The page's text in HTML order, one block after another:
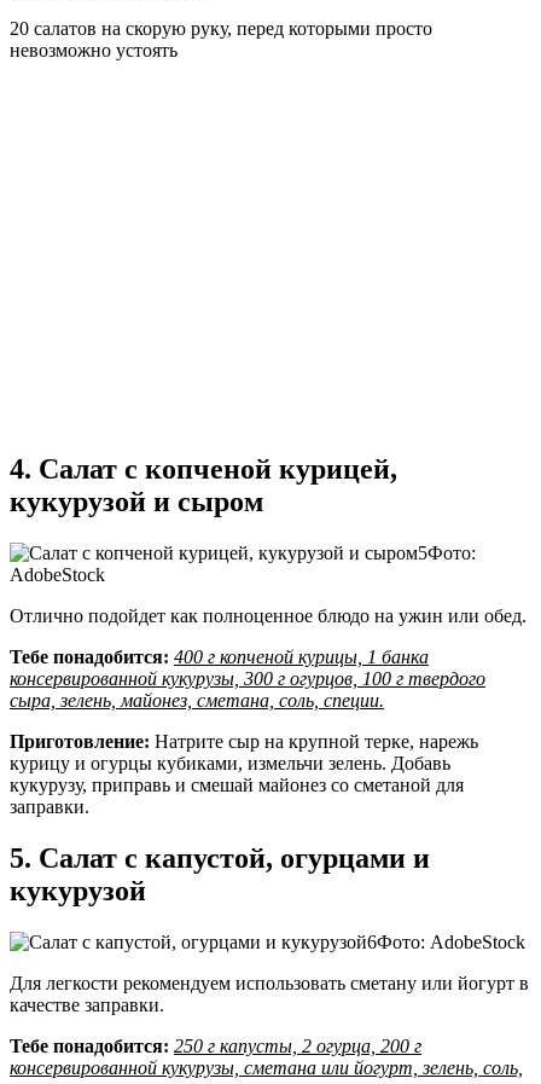
20 салатов на скорую руку, перед которыми просто
невозможно устоять
4. Салат с копченой курицей,
кукурузой и сыром
Фото:
AdobeStock
Отлично подойдет как полноценное блюдо на ужин или обед.
Тебе понадобится: 400 г копченой курицы, 1 банка
консервированной кукурузы, 300 г огурцов, 100 г твердого
сыра, зелень, майонез, сметана, соль, специи.
Приготовление: Натрите сыр на крупной терке, нарежь
курицу и огурцы кубиками, измельчи зелень. Добавь
кукурузу, приправь и смешай майонез со сметаной для
заправки.
5. Салат с капустой, огурцами и
кукурузой
Фото: AdobeStock
Для легкости рекомендуем использовать сметану или йогурт в
качестве заправки.
Тебе понадобится: 250 г капусты, 2 огурца, 200 г
консервированной кукурузы, сметана или йогурт, зелень, соль,